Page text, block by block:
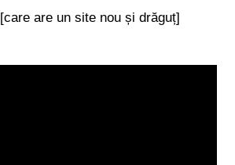
[care are un site nou și drăguț]